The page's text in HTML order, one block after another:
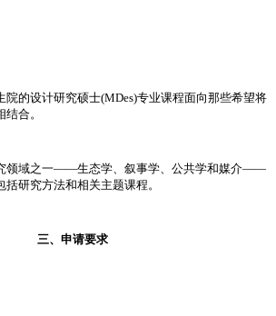
的设计研究硕士(MDes)专业课程面向那些希望将
合。
域之一——生态学、叙事学、公共学和媒介——
研究方法和相关主题课程。
三、申请要求